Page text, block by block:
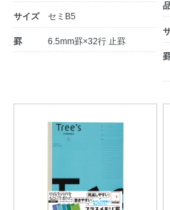
サイズ セミB5
罫 6.5mm罫×32行 止罫